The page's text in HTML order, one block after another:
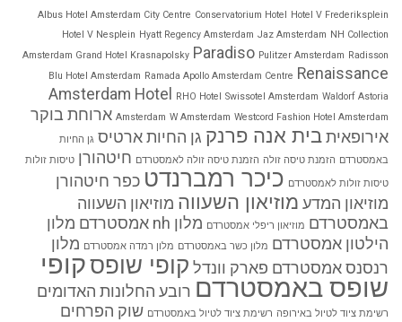
Albus Hotel Amsterdam City Centre Conservatorium Hotel
Hotel V Frederiksplein
Hotel V Nesplein Hyatt Regency Amsterdam Jaz Amsterdam NH Collection
Amsterdam Grand Hotel Krasnapolsky Paradiso Pulitzer Amsterdam Radisson
Blu Hotel Amsterdam Ramada Apollo Amsterdam Centre Renaissance
Amsterdam Hotel
RHO Hotel Swissotel Amsterdam Waldorf Astoria
Amsterdam W Amsterdam Westcord Fashion Hotel Amsterdam
ארוחת בוקר
אירופאית בית אנה פרנק גן החיות ארטיס גן החיות
באמסטרדם הזמנת טיסה זולה הזמנת טיסה זולה לאמסטרדם חיטהורן טיסות זולות
טיסות זולות לאמסטרדם כיכר רמברנדט כפר חיטהורן
מוזיאון המדע מוזיאון השעווה מוזיאון השעווה
באמסטרדם מוזיאון ריפלי אמסטרדם מלון nh אמסטרדם
מלון
הילטון אמסטרדם מלון כשר באמסטרדם מלון רמדה אמסטרדם מלון
רנסנס אמסטרדם פארק וונדל קופי שופסקופי
שופס באמסטרדם רובע החלונות האדומים
רשימת ציוד לטיול באירופה רשימת ציוד לטיול באמסטרדם שוק הפרחים